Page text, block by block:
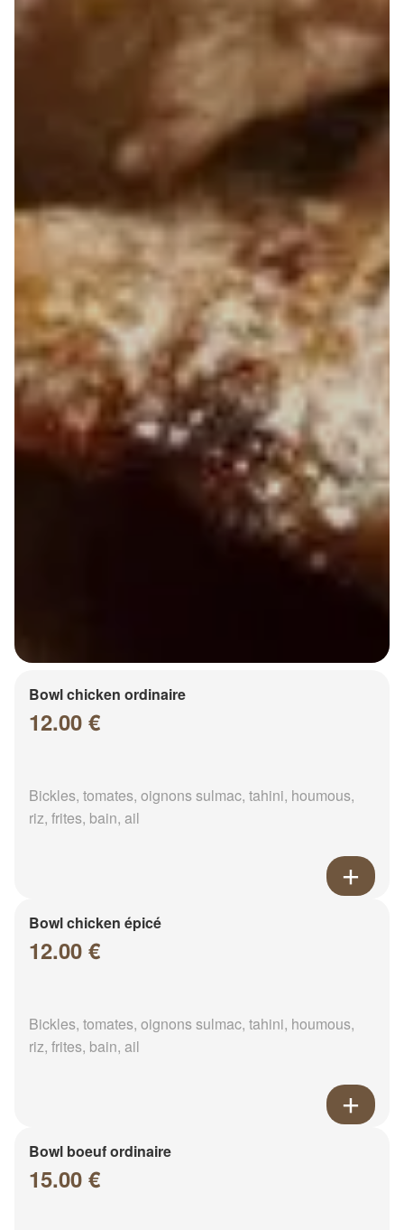
Bowl chicken ordinaire
12.00 €
Bickles, tomates, oignons sulmac, tahini, houmous,
riz, frites, bain, ail
Bowl chicken épicé
12.00 €
Bickles, tomates, oignons sulmac, tahini, houmous,
riz, frites, bain, ail
Bowl boeuf ordinaire
15.00 €